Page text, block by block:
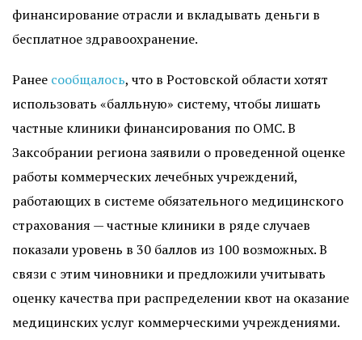
финансирование отрасли и вкладывать деньги в
бесплатное здравоохранение.
Ранее сообщалось, что в Ростовской области хотят
использовать «балльную» систему, чтобы лишать
частные клиники финансирования по ОМС. В
Заксобрании региона заявили о проведенной оценке
работы коммерческих лечебных учреждений,
работающих в системе обязательного медицинского
страхования — частные клиники в ряде случаев
показали уровень в 30 баллов из 100 возможных. В
связи с этим чиновники и предложили учитывать
оценку качества при распределении квот на оказание
медицинских услуг коммерческими учреждениями.